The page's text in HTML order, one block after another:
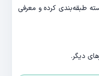
طبقه‌بندی کرده و معرفی
دیگر.